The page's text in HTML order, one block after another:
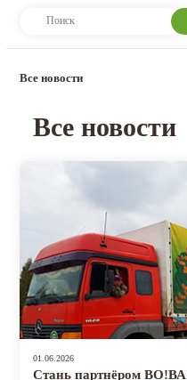
Все новости
Все новости
01.06.2026
Стань партнёром